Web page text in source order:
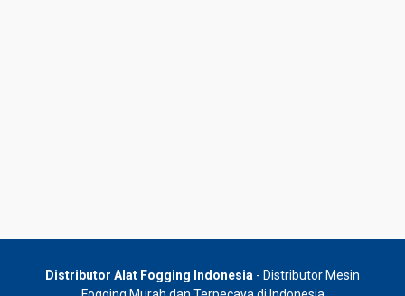
Distributor Alat Fogging Indonesia - Distributor Mesin